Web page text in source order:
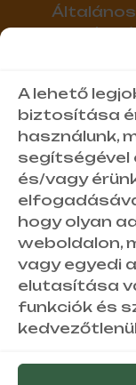
A lehető
biztosítása
használunk,
és/vagy
hogy olyan
weboldalon,
vagy egyedi
elutasítása
funkciók és
Foglalási-